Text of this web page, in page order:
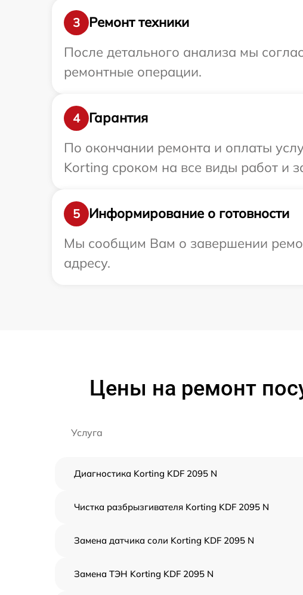
3
Ремонт техники
После детального анализа мы
ремонтные операции.
4
Гарантия
По окончании ремонта и оплаты
Korting сроком на все виды работ и
5
Информирование о готовности
Мы сообщим Вам о завершении
адресу.
Цены на ремонт
Услуга
Диагностика Korting KDF 2095 N
Чистка разбрызгивателя Korting KDF 2095 N
Замена датчика соли Korting KDF 2095 N
Замена ТЭН Korting KDF 2095 N